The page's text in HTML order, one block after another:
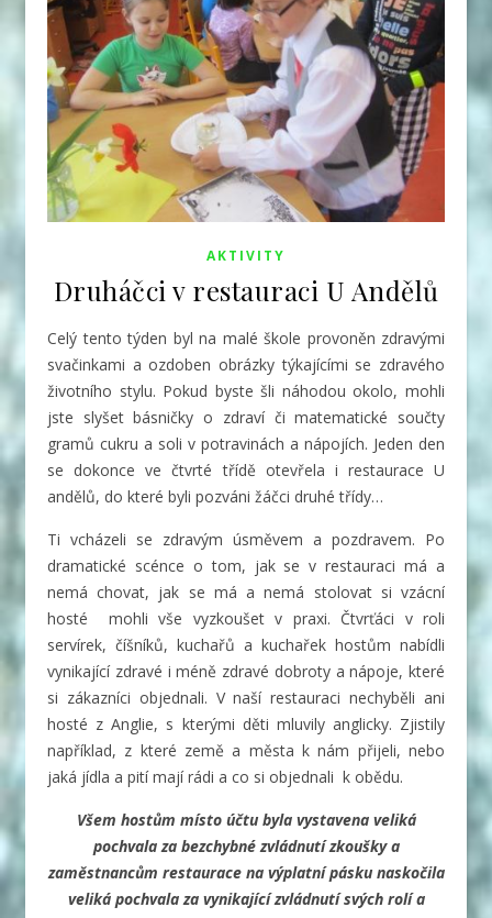
AKTIVITY
Druháčci v restauraci U Andělů
Celý tento týden byl na malé škole provoněn zdravými
svačinkami a ozdoben obrázky týkajícími se zdravého
životního stylu. Pokud byste šli náhodou okolo, mohli
jste slyšet básničky o zdraví či matematické součty
gramů cukru a soli v potravinách a nápojích. Jeden den
se dokonce ve čtvrté třídě otevřela i restaurace U
andělů, do které byli pozváni žáčci druhé třídy…
Ti vcházeli se zdravým úsměvem a pozdravem. Po
dramatické scénce o tom, jak se v restauraci má a
nemá chovat, jak se má a nemá stolovat si vzácní
hosté mohli vše vyzkoušet v praxi. Čtvrťáci v roli
servírek, číšníků, kuchařů a kuchařek hostům nabídli
vynikající zdravé i méně zdravé dobroty a nápoje, které
si zákazníci objednali. V naší restauraci nechyběli ani
hosté z Anglie, s kterými děti mluvily anglicky. Zjistily
například, z které země a města k nám přijeli, nebo
jaká jídla a pití mají rádi a co si objednali k obědu.
Všem hostům místo účtu byla vystavena veliká
pochvala za bezchybné zvládnutí zkoušky a
zaměstnancům restaurace na výplatní pásku naskočila
veliká pochvala za vynikající zvládnutí svých rolí a